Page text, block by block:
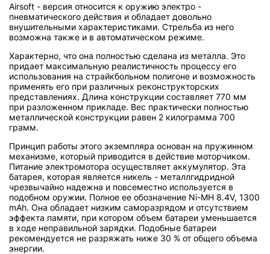
Airsoft - версия относится к оружию электро -
пневматического действия и обладает довольно
внушительными характеристиками. Стрельба из него
возможна также и в автоматическом режиме.
Характерно, что она полностью сделана из металла. Это
придает максимальную реалистичность процессу его
использования на страйкбольном полигоне и возможность
применять его при различных реконструкторских
представлениях. Длина конструкции составляет 770 мм
при разложенном прикладе. Вес практически полностью
металлической конструкции равен 2 килограмма 700
грамм.
Принцип работы этого экземпляра основан на пружинном
механизме, который приводится в действие моторчиком.
Питание электромотора осуществляет аккумулятор. Эта
батарея, которая является никель - металлгидридной
чрезвычайно надежна и повсеместно используется в
подобном оружии. Полное ее обозначение Ni-MH 8.4V, 1300
mAh. Она обладает низким саморазрядом и отсутствием
эффекта памяти, при котором объем батареи уменьшается
в ходе неправильной зарядки. Подобные батареи
рекомендуется не разряжать ниже 30 % от общего объема
энергии.